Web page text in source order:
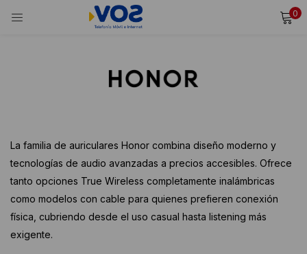
0
INICIAR SESIÓN
Ingresa tu usuario y contraseña para iniciar sesión.
Iniciar Sesión
¿Olvidaste tu contraseña?
La familia de auriculares Honor combina diseño moderno y
tecnologías de audio avanzadas a precios accesibles. Ofrece
tanto opciones True Wireless completamente inalámbricas
como modelos con cable para quienes prefieren conexión
física, cubriendo desde el uso casual hasta listening más
exigente.